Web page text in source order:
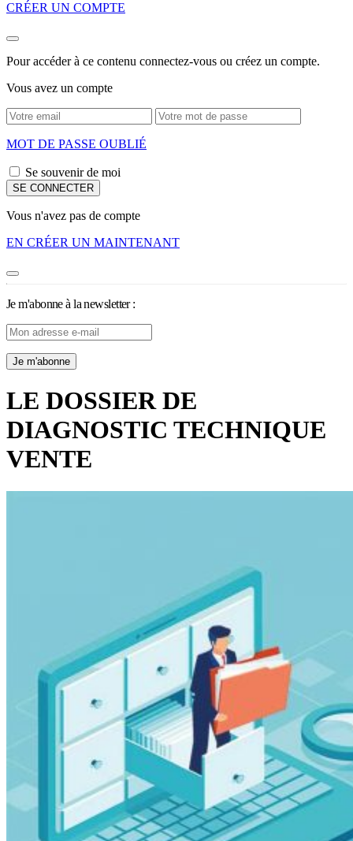
CRÉER UN COMPTE
Pour accéder à ce contenu connectez-vous ou créez un compte.
Vous avez un compte
MOT DE PASSE OUBLIÉ
Se souvenir de moi
Vous n'avez pas de compte
EN CRÉER UN MAINTENANT
Je m'abonne à la newsletter :
LE DOSSIER DE
DIAGNOSTIC TECHNIQUE
VENTE